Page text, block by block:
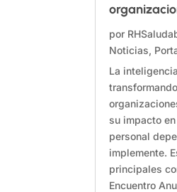
por
Noticias,
La
su impacto
personal
implemente.
principales
Encuentro